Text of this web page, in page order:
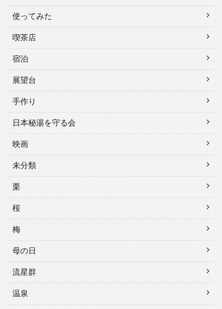
使ってみた
喫茶店
宿泊
展望台
手作り
日本秘湯を守る会
映画
未分類
栗
桜
梅
母の日
流星群
温泉